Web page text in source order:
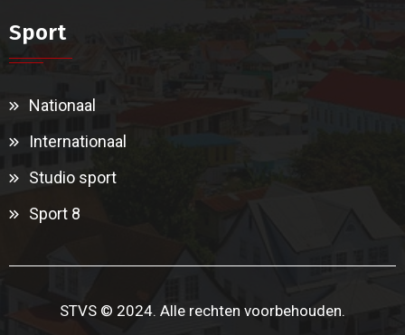
Sport
Nationaal
Internationaal
Studio sport
Sport 8
STVS © 2024. Alle rechten voorbehouden.